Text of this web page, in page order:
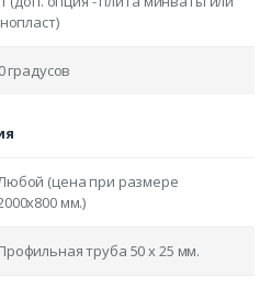
градусов
(цена при размере
мм.)
труба 50 х 25 мм.